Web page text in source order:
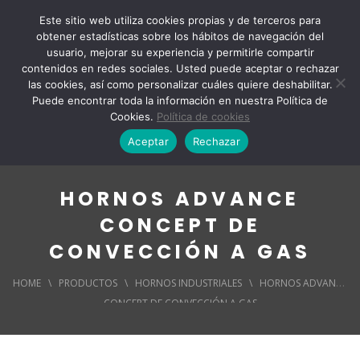
HORNOS ADVANCE
CONCEPT DE
CONVECCIÓN A GAS
HOME \ PRODUCTOS \ HORNOS INDUSTRIALES \ HORNOS ADVANCE
CONCEPT DE CONVECCIÓN A GAS
Este sitio web utiliza cookies propias y de terceros para
obtener estadísticas sobre los hábitos de navegación del
usuario, mejorar su experiencia y permitirle compartir
contenidos en redes sociales. Usted puede aceptar o rechazar
las cookies, así como personalizar cuáles quiere deshabilitar.
Puede encontrar toda la información en nuestra Política de
Cookies. Política de cookies
Aceptar
Rechazar